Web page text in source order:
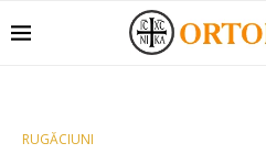
RUGĂCIUNI